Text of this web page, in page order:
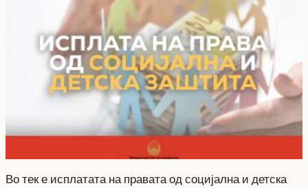
Во тек е исплатата на правата од социјална и детска